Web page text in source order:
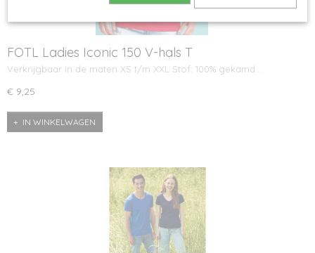
FOTL Ladies Iconic 150 V-hals T
Verkrijgbaar in de maten XS t/m XXL Stof: 100% gekamd…
€ 9,25
IN WINKELWAGEN